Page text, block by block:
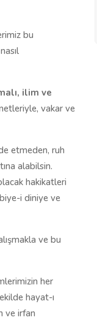
bu
ilim ve
vakar ve
etmeden, ruh
alabilsin.
hakikatleri
i diniye ve
ve bu
her
hayat-ı
ve irfan